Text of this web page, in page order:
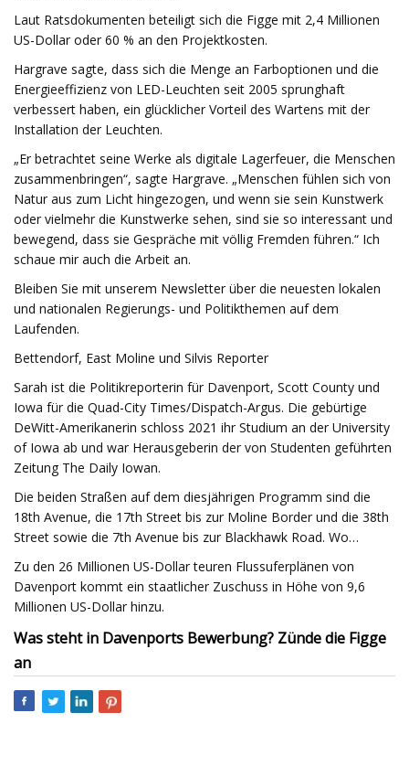
Laut Ratsdokumenten beteiligt sich die Figge mit 2,4 Millionen
US-Dollar oder 60 % an den Projektkosten.
Hargrave sagte, dass sich die Menge an Farboptionen und die
Energieeffizienz von LED-Leuchten seit 2005 sprunghaft
verbessert haben, ein glücklicher Vorteil des Wartens mit der
Installation der Leuchten.
„Er betrachtet seine Werke als digitale Lagerfeuer, die Menschen
zusammenbringen“, sagte Hargrave. „Menschen fühlen sich von
Natur aus zum Licht hingezogen, und wenn sie sein Kunstwerk
oder vielmehr die Kunstwerke sehen, sind sie so interessant und
bewegend, dass sie Gespräche mit völlig Fremden führen.“ Ich
schaue mir auch die Arbeit an.
Bleiben Sie mit unserem Newsletter über die neuesten lokalen
und nationalen Regierungs- und Politikthemen auf dem
Laufenden.
Bettendorf, East Moline und Silvis Reporter
Sarah ist die Politikreporterin für Davenport, Scott County und
Iowa für die Quad-City Times/Dispatch-Argus. Die gebürtige
DeWitt-Amerikanerin schloss 2021 ihr Studium an der University
of Iowa ab und war Herausgeberin der von Studenten geführten
Zeitung The Daily Iowan.
Die beiden Straßen auf dem diesjährigen Programm sind die
18th Avenue, die 17th Street bis zur Moline Border und die 38th
Street sowie die 7th Avenue bis zur Blackhawk Road. Wo…
Zu den 26 Millionen US-Dollar teuren Flussuferplänen von
Davenport kommt ein staatlicher Zuschuss in Höhe von 9,6
Millionen US-Dollar hinzu.
Was steht in Davenports Bewerbung? Zünde die Figge
an